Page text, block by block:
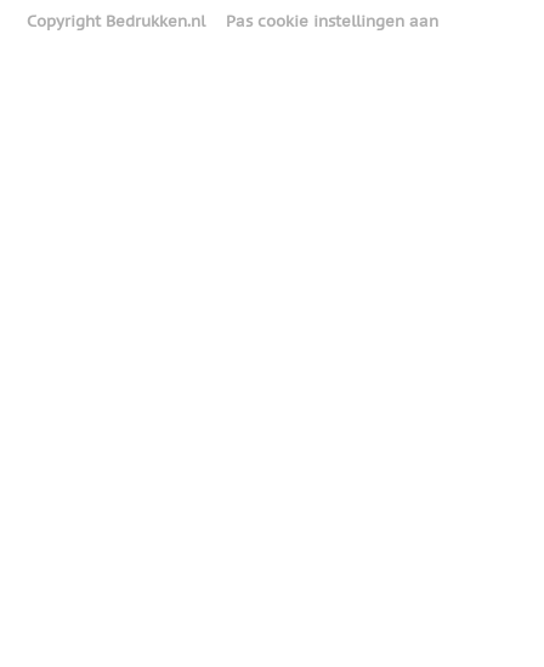
Copyright Bedrukken.nl Pas cookie instellingen aan